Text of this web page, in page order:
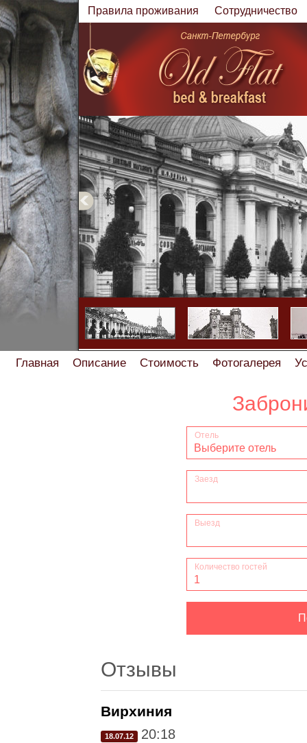
Правила проживания Cотрудничество
Главная Описание Стоимость Фотогалерея
Найдете хостел или мини-отель дешевле - сделаем
Характеристики
Правила
Правила проживания,
Правила проживания в мини-
Правила проживания заезда /выезда в квартире
Правила
Отзывы
Вирхиния
18.07.12 20:18